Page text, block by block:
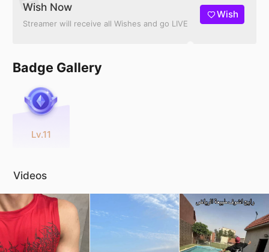
Wish Now
Streamer will receive all Wishes and go LIVE
Wish
Badge Gallery
Lv.11
Videos